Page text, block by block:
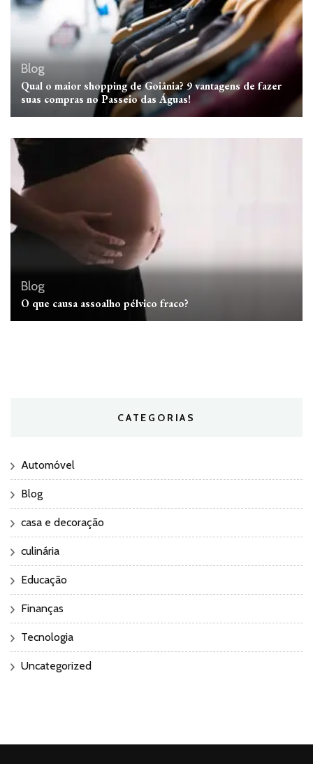
Blog
Qual o maior shopping de Goiânia? 9 vantagens de fazer
suas compras no Passeio das Águas!
Blog
O que causa assoalho pélvico fraco?
CATEGORIAS
Automóvel
Blog
casa e decoração
culinária
Educação
Finanças
Tecnologia
Uncategorized